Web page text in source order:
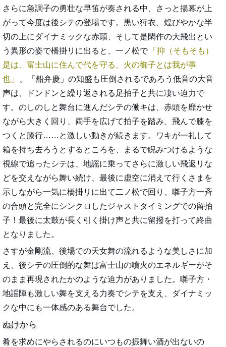
さらに急調子の勇壮な早笛が奏される中、さっと揚幕が上
がって今度は後シテの登場です。黒い狩衣、煌びやかな半
切の上にダイナミックな赤頭、そして是閑作の大飛出とい
う異形の姿で橋掛リに出ると、一ノ松で
抑（そもそも）
是は、富士山に住んで代を守る、火の御子とは我が事
也
。「船弁慶」の知盛も圧倒されるであろう低音の大音
声は、ドンドンと繰り返される足拍子と共に凄い迫力で
す。のしのしと舞台に進んだシテの働キは、赤頭を靡かせ
ながら大きく回り、両手を広げて拍子を踏み、飛んで膝を
つくと膝行……と激しい動きが続きます。ワキが一礼して
箱を持ち去ろうとするところを、まるで睨みつけるような
視線で追ったシテは、地謡に乗ってさらに激しい飛返リな
どを交えながら舞い続け、最後に虚空に消えて行くさまを
示しながら一気に橋掛リに出て二ノ松で回り、囃子方一斉
の合頭と完全にシンクロしたジャストタイミングでの留拍
子！最後に太鼓が長く引く掛け声と共に留撥を打って終曲
となりました。
さすが金剛流、後場での天女舞の流れるような美しさに加
え、後シテの圧倒的な舞は富士山の噴火のエネルギーがそ
のまま再現されたかのような迫力がありました。囃子方・
地謡陣も激しい舞を支える力奏でシテを支え、ダイナミッ
クな中にも一体感のある舞台でした。
ぬけから
肴を求めにやらされるのにいつもの振舞い酒が出ないの